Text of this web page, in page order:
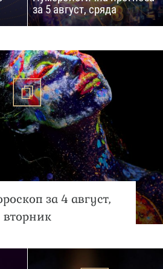
за 5 август, сряда
за 4 август,
вторник